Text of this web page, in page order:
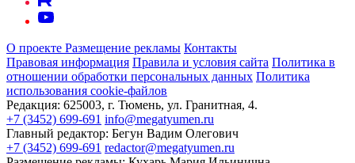
О проекте Размещение рекламы Контакты
Правовая информация Правила и условия сайта Политика в
отношении обработки персональных данных Политика
использования cookie-файлов
Редакция: 625003, г. Тюмень, ул. Гранитная, 4.
+7 (3452) 699-691 info@megatyumen.ru
Главный редактор: Бегун Вадим Олегович
+7 (3452) 699-691 redactor@megatyumen.ru